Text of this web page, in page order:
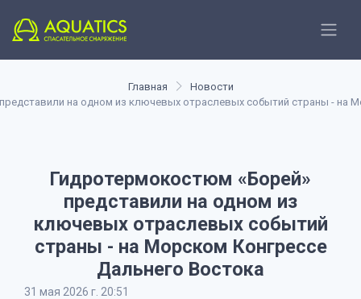
Главная
Новости
на одном из ключевых отраслевых событий страны - на
Гидротермокостюм «Борей»
представили на одном из
ключевых отраслевых событий
страны - на Морском Конгрессе
Дальнего Востока
31 мая 2026 г. 20:51